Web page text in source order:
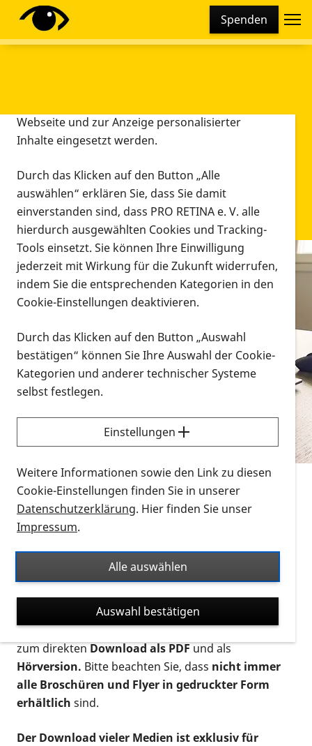
Spenden
Infomaterial
Infomaterial
Vorlesen
Alle Infomaterialien in verschiedenen
Formaten an einem Ort
Sie möchten wissen, wie Sie nach Infonmaterial
suchen und dieses bestellen bzw. herunterladen
können? Schauen Sie sich dieErklärvideos zum
Thema Infomaterial auf der PRO RETINA-Website
für blinde und sehbehinderte Menschen an.
Auf dieser Seite finden Sie sämtliches Infomaterial
Ort. Nutzen Sie den Formatfilter, um ausschließlich
nach Flyern und Broschüren, Audios oder Videos zu
suchen. Die meisten Flyer und Broschüren werden in
verschiedenen Formaten angeboten: zur
postalischen Bestellung als gedruckte Variante
zum direktenDownload als PDFund als
Hörversion. Bitte beachten Sie, dass nicht immer
alle Broschüren und Flyer in gedruckter Form
erhältlich sind.
Der Download vieler Medien ist exklusiv für
Diese Webseite setzt verschiedene Cookies und
Tracking-Tools ein. Dies beinhaltet Cookies und
Webseite und zur Anzeige personalisierter
Inhalte eingesetzt werden.
Durch das Klicken auf den Button „Alle
auswählen“ erklären Sie, dass Sie damit
einverstanden sind, dass PRO RETINA e. V. alle
hierdurch ausgewählten Cookies und Tracking-
Tools einsetzt. Sie können Ihre Einwilligung
jederzeit mit Wirkung für die Zukunft widerrufen,
indem Sie die entsprechenden Kategorien in den
Cookie-Einstellungen deaktivieren.
Durch das Klicken auf den Button „Auswahl
bestätigen“ können Sie Ihre Auswahl der Cookie-
Kategorien und anderer technischer Systeme
selbst festlegen.
Einstellungen
Weitere Informationen sowie den Link zu diesen
Cookie-Einstellungen finden Sie in unserer
Datenschutzerklärung. Hier finden Sie unser
Impressum.
Alle auswählen
Auswahl bestätigen